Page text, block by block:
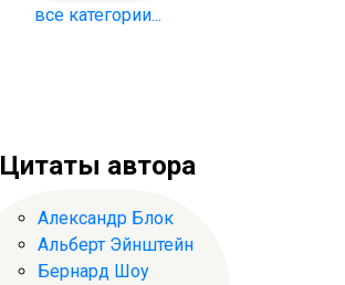
все категории...
Цитаты автора
Александр Блок
Альберт Эйнштейн
Бернард Шоу